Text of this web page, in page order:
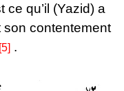
qu’il (Yazid) a
son contentement
[5] .